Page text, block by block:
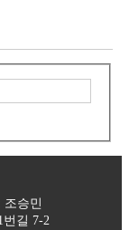
조승민
길 7-2​